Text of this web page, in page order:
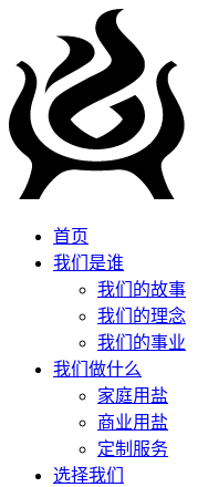
首页
我们是谁
我们的故事
我们的理念
我们的事业
我们做什么
家庭用盐
商业用盐
定制服务
选择我们